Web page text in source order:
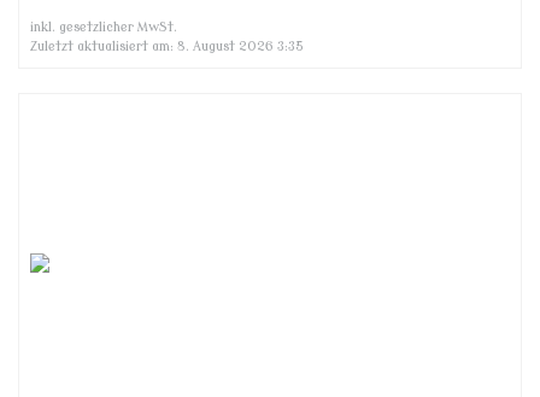
inkl. gesetzlicher MwSt.
Zuletzt aktualisiert am: 8. August 2026 3:35